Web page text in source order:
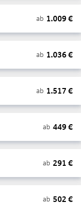
ab 1.009€
ab 1.036€
ab 1.517 €
ab 449€
ab 291 €
ab 502 €